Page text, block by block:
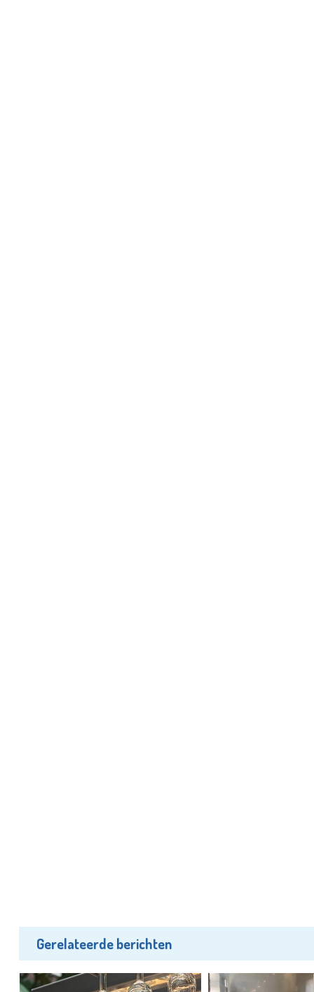
Gerelateerde berichten